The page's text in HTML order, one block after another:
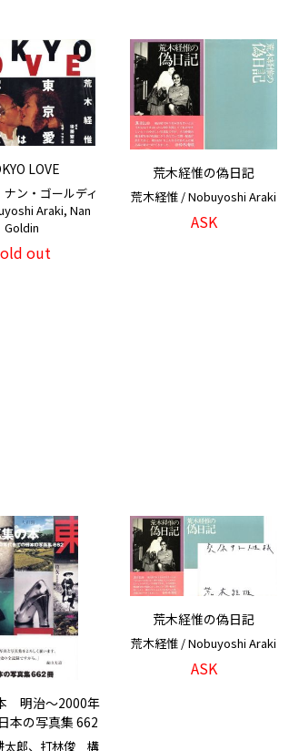
LOVE
ン・ゴールディ
Araki, Nan
Goldin
out
荒木経惟の偽日記
荒木経惟 / Nobuyoshi Araki
ASK
明治〜2000年
本の写真集 662
太郎、打林俊 構
荒木経惟の偽日記
荒木経惟 / Nobuyoshi Araki
ASK